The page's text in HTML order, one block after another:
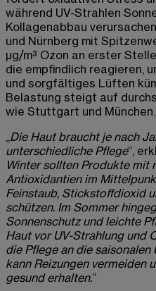
während UV-Strahlen
Kollagenabbau
und Nürnberg mit
µg/m³ Ozon an erster
die empfindlich reagieren,
und sorgfältiges Lüften
Belastung steigt auf
wie Stuttgart und München.
„Die Haut braucht je nach
unterschiedliche Pflege“,
Winter sollten Produkte mit
Antioxidantien im
Feinstaub, Stickstoffdioxid
schützen. Im Sommer
Sonnenschutz und leichte
Haut vor UV-Strahlung und
die Pflege an die
kann Reizungen vermeiden
gesund erhalten.“